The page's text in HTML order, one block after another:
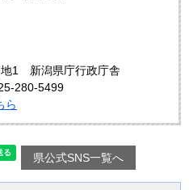
地1 新潟県庁行政庁舎
280-5499
ら
県公式SNS一覧へ